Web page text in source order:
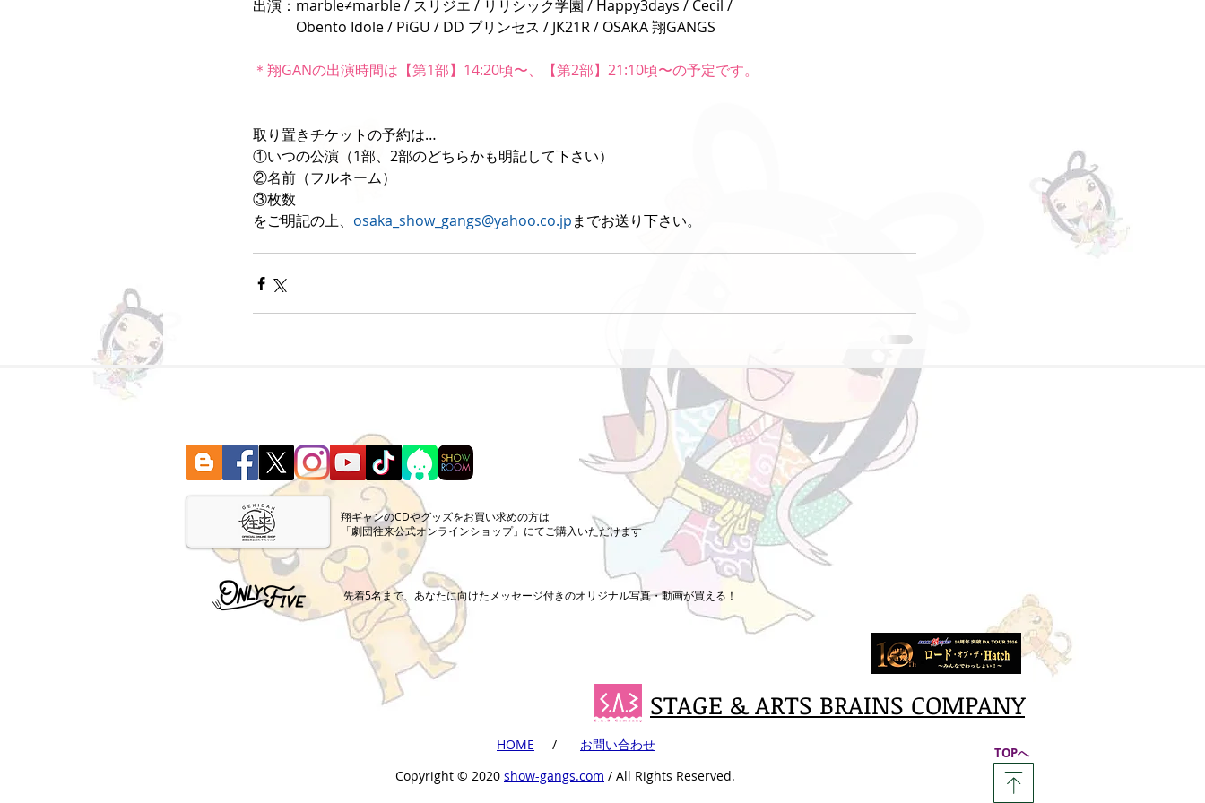
出演：marble≠marble / スリジエ / リリシック学園 / Happy3days / Cecil /
Obento Idole / PiGU / DD プリンセス / JK21R / OSAKA 翔GANGS
＊翔GANの出演時間は【第1部】14:20頃〜、【第2部】21:10頃〜の予定です。
取り置きチケットの予約は…
①いつの公演（1部、2部のどちらかも明記して下さい）
②名前（フルネーム）
③枚数
をご明記の上、 osaka_show_gangs@yahoo.co.jpまでお送り下さい。
​翔ギャンのCDやグッズをお買い求めの方は
「劇団往来公式オンラインショップ」にてご購入いただけます
​先着5名まで、あなたに向けたメッセージ付きのオリジナル写真・動画が買える！
STAGE & ARTS BRAINS COMPANY
​HOME ​ /
​お問い合わせ
Copyright ©︎ 2020 show-gangs.com / All Rights Reserved.
​TOPへ